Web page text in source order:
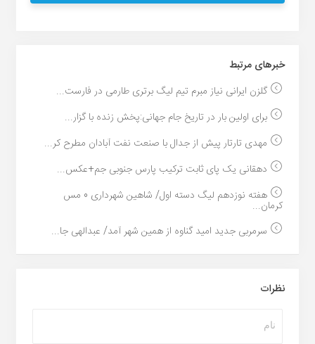
خبر‌های مرتبط
گلزن ایرانی نیاز مبرم تیم لیگ برتری طارمی در فارست...
برای اولین بار در تاریخ جام جهانی:پخش زنده با گزار...
مهدی تارتار پیش از جدال با صنعت نفت آبادان مطرح کر...
دهقانی یک پای ثابت ترکیب پارس جنوبی جم+عکس...
هفته نوزدهم لیگ دسته اول/ شاهین شهرداری 0 مس
کرمان...
سرمربی جدید امید گناوه از همین شهر آمد/ عبدالهی جا...
نظرات